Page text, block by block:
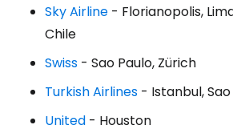
Sky Airline - Florianopolis,
Chile
Swiss - Sao Paulo, Zürich
Turkish Airlines - Istanbul,
United - Houston